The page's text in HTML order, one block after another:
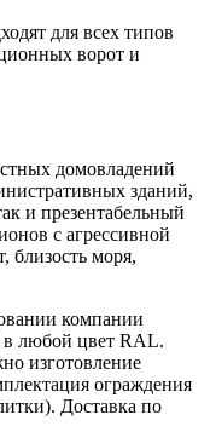
для всех типов
ворот и
домовладений
зданий,
и презентабельный
с агрессивной
моря,
компании
в любой цвет RAL.
изготовление
ограждения
Доставка по